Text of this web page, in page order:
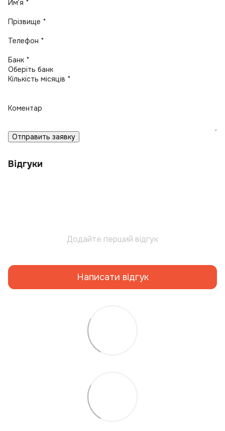
Имʼя *
Прізвище *
Телефон *
Банк *
Кількість місяців *
Коментар
Отправить заявку
Відгуки
Додайте перший відгук
Написати відгук